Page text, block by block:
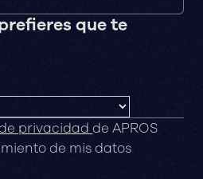
que te
privacidadde APROS
de mis datos